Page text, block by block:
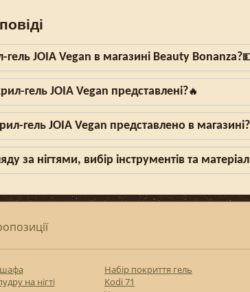
гель JOIA Vegan в магазині Beauty Bonanza?
гель JOIA Vegan представлені?🔥
гель JOIA Vegan представлено в магазині?
за нігтями, вибір інструментів та
на нігті
Набір покриття гель
Kodi 71